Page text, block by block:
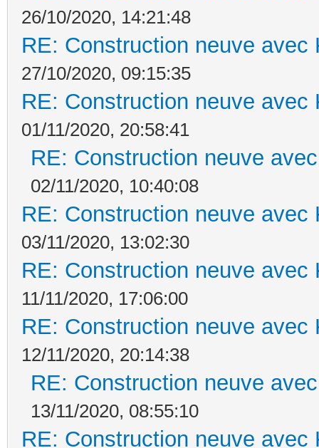
26/10/2020, 14:21:48
RE: Construction neuve avec
27/10/2020, 09:15:35
RE: Construction neuve avec
01/11/2020, 20:58:41
RE: Construction neuve
02/11/2020, 10:40:08
RE: Construction neuve avec
03/11/2020, 13:02:30
RE: Construction neuve avec
11/11/2020, 17:06:00
RE: Construction neuve avec
12/11/2020, 20:14:38
RE: Construction neuve
13/11/2020, 08:55:10
RE: Construction neuve avec